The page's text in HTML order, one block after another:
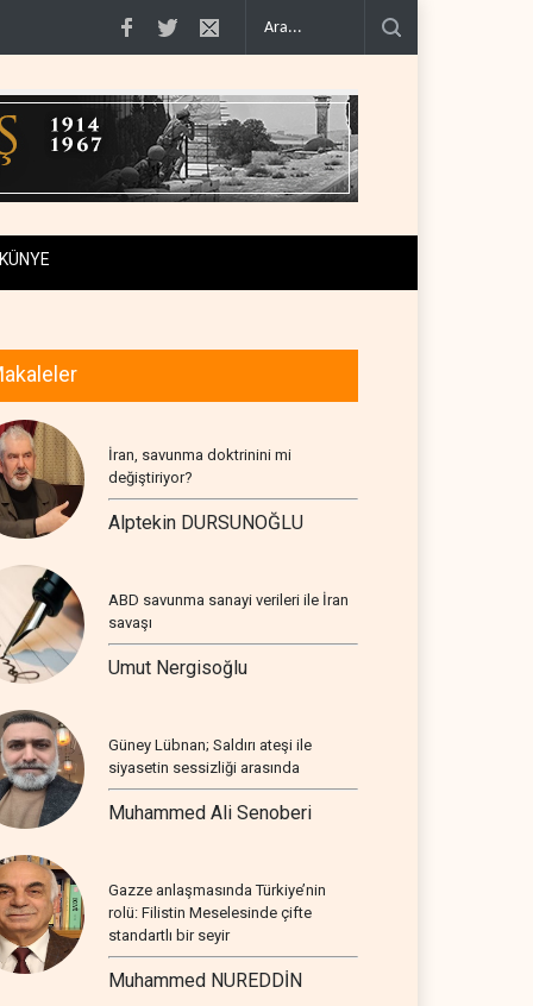
Yemen Kızıldeniz kuzeyinde Suudi petrol tankerini vurdu..
KÜNYE
İran, savunma doktrinini mi
değiştiriyor?
Alptekin DURSUNOĞLU
ABD savunma sanayi verileri ile İran
savaşı
Umut Nergisoğlu
Güney Lübnan; Saldırı ateşi ile
siyasetin sessizliği arasında
Muhammed Ali Senoberi
Gazze anlaşmasında Türkiye’nin
rolü: Filistin Meselesinde çifte
standartlı bir seyir
Muhammed NUREDDİN